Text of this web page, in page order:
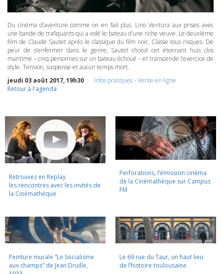
Du cinéma d’aventure comme on en fait plus. Lino Ventura aux prises avec
une bande de trafiquants qui a volé le bateau d’une riche veuve. Le deuxième
film de Claude Sautet après le classique du film noir, Classe tous risques. De
peur de s’enfermer dans le genre, Sautet choisit cet étonnant huis clos
maritime – cinq personnes sur un bateau échoué – et transcende l’exercice de
style. Tension, suspense et aucun temps mort.
jeudi 03 août 2017, 19h30
Infos pratiques-Vente en ligne
Retour à l'agenda
Retrouvez en Replay
les rencontres avec les invités de
la Cinémathèque
Perforations, l’émission cinéma
de la Cinémathèque sur Campus
FM
Peinture murale “Le Socialisme
aux champs” de Jean Druille,
Le 69 rue du Taur, un haut lieu
de l’histoire toulousaine